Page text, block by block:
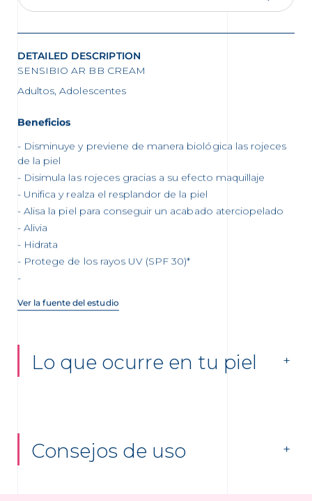
DETAILED DESCRIPTION
SENSIBIO AR BB CREAM
Adultos, Adolescentes
Beneficios
Disminuye y previene de manera biológica las rojeces
de la piel
Disimula las rojeces gracias a su efecto maquillaje
Unifica y realza el resplandor de la piel
Alisa la piel para conseguir un acabado aterciopelado
Alivia
Hidrata
Protege de los rayos UV (SPF 30)*
Ver la fuente del estudio
Lo que ocurre en tu piel
Consejos de uso